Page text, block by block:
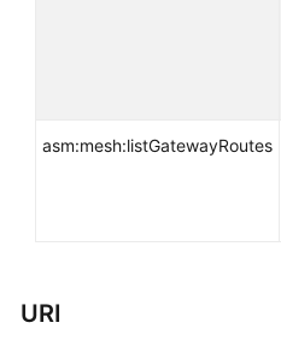
指
践
asm:mesh:listGatewayRoutes
URI